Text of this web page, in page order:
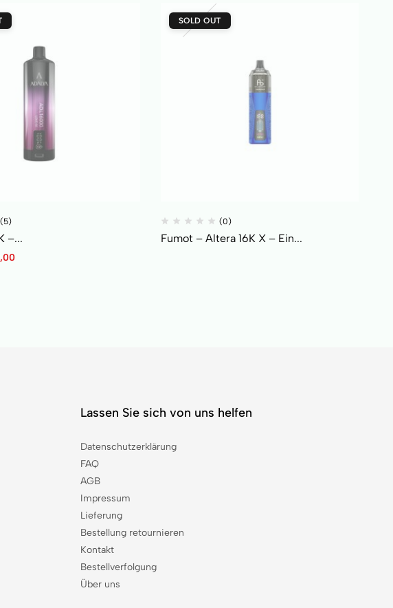
(5)
–...
SOLD OUT
(0)
Fumot – Altera 16K X – Ein...
Lassen Sie sich von uns helfen
Datenschutzerklärung
FAQ
AGB
Impressum
Lieferung
Bestellung retournieren
Kontakt
Bestellverfolgung
Über uns